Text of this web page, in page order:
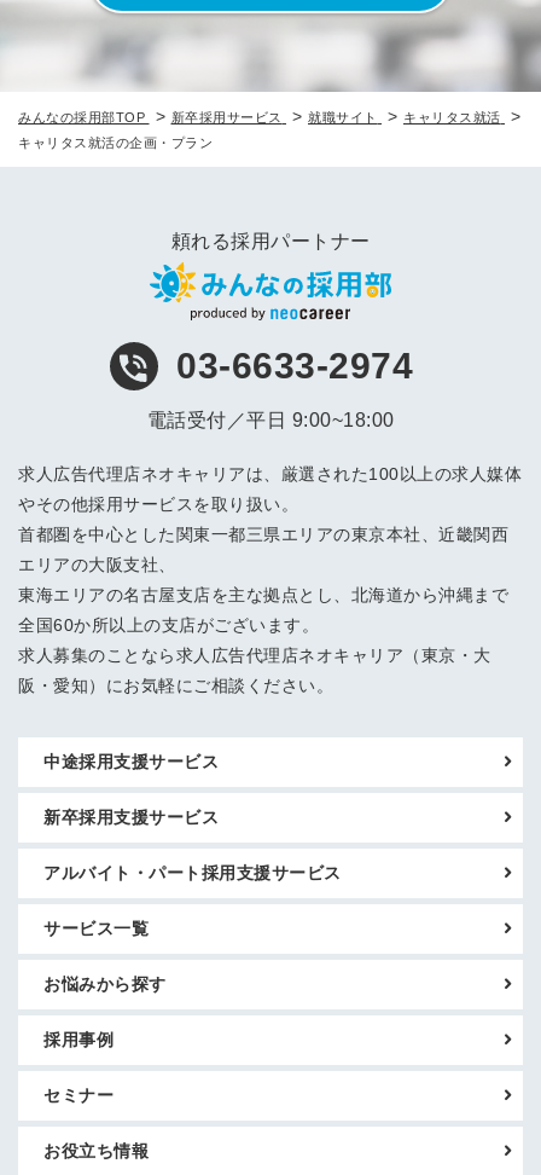
みんなの採用部TOP > 新卒採用サービス > 就職サイト > キャリタス就活 >
キャリタス就活の企画・プラン
頼れる採用パートナー
03-6633-2974
電話受付／平日 9:00~18:00
求人広告代理店ネオキャリアは、厳選された100以上の求人媒体
やその他採用サービスを取り扱い。
首都圏を中心とした関東一都三県エリアの東京本社、近畿関西
エリアの大阪支社、
東海エリアの名古屋支店を主な拠点とし、北海道から沖縄まで
全国60か所以上の支店がございます。
求人募集のことなら求人広告代理店ネオキャリア（東京・大
阪・愛知）にお気軽にご相談ください。
中途採用支援サービス
新卒採用支援サービス
アルバイト・パート採用支援サービス
サービス一覧
お悩みから探す
採用事例
セミナー
お役立ち情報